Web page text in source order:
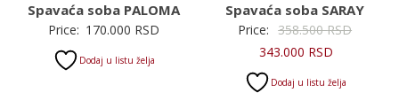
Spavaća soba PALOMA
Price: 170.000 RSD
Dodaj u listu želja
Spavaća soba SARAY
Price: 358.500RSD
343.000 RSD
Dodaj u listu želja